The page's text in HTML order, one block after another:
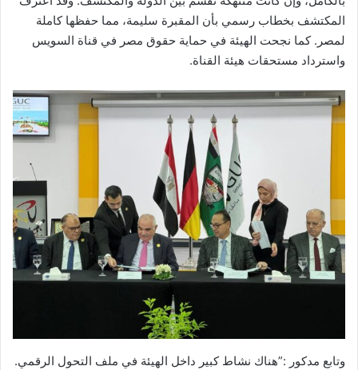
المكتشف بخطاب رسمي بأن المقبرة سليمة، مما حفظها كاملة
لمصر. كما نجحت الهيئة في حماية حقوق مصر في قناة السويس
واسترداد مستحقات هيئة القناة.
وتابع مدكور :”هناك نشاط كبير داخل الهيئة في ملف التحول الرقمي.